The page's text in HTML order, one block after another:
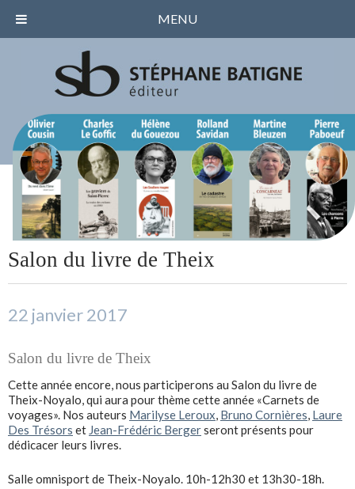
Salon du livre de Theix
22 janvier 2017
Salon du livre de Theix
Cette année encore, nous participerons au Salon du livre de
Theix-Noyalo, qui aura pour thème cette année «Carnets de
voyages». Nos auteurs Marilyse Leroux, Bruno Cornières, Laure
Des Trésors et Jean-Frédéric Bergerseront présents pour
dédicacer leurs livres.
Salle omnisport de Theix-Noyalo. 10h-12h30 et 13h30-18h.
MENU